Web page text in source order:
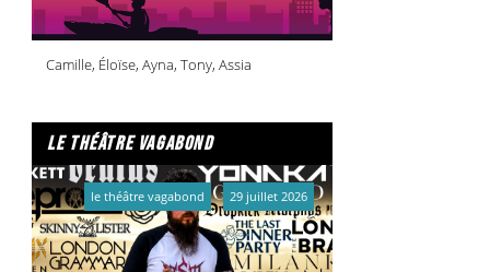
Camille, Éloïse, Ayna, Tony, Assia
le théâtre vagabond
le théâtre vagabond 29 juillet 2026